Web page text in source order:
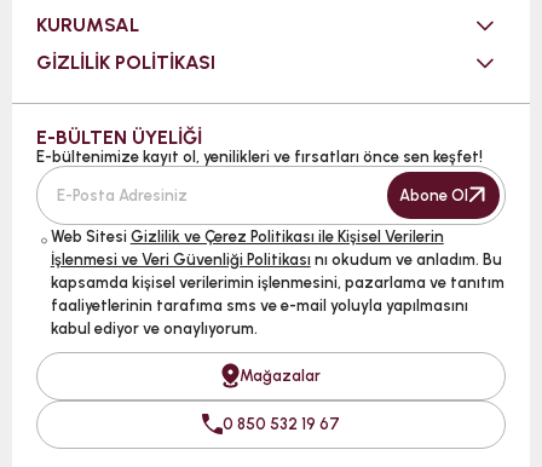
KURUMSAL
GİZLİLİK POLİTİKASI
E-BÜLTEN ÜYELİĞİ
E-bültenimize kayıt ol, yenilikleri ve fırsatları önce sen keşfet!
Abone Ol
Web Sitesi Gizlilik ve Çerez Politikası ile Kişisel Verilerin
İşlenmesi ve Veri Güvenliği Politikası nı okudum ve anladım. Bu
kapsamda kişisel verilerimin işlenmesini, pazarlama ve tanıtım
faaliyetlerinin tarafıma sms ve e-mail yoluyla yapılmasını
kabul ediyor ve onaylıyorum.
Mağazalar
0 850 532 19 67